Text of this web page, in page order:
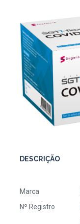
DESCRIÇÃO
Marca
Nº Registro